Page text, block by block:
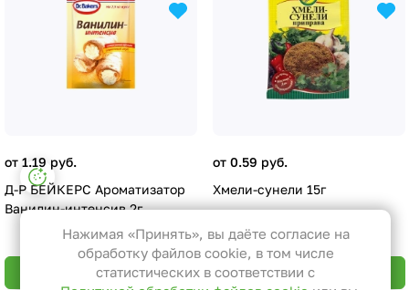
от 1.19 руб.
Д-Р БЕЙКЕРС Ароматизатор
Ванилин-интенсив 2г
В корзину
от 0.59 руб.
Хмели-сунели 15г
В корзину
Настройки файлов cookie
Функциональные
Эти файлы необходимы для
функционирования сайта и не
могут быть отключены в наших
Нажимая «Принять», вы даёте согласие на
обработку файлов cookie, в том числе
статистических в соответствии с